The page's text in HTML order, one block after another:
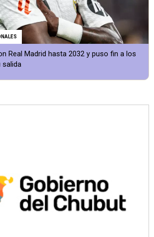
Real Madrid hasta 2032 y puso fin a los
salida